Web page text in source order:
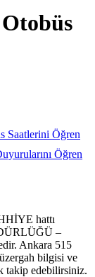
Saatlerini Öğren
Öğren
hattı
–
Ankara 515
bilgisi ve
takip edebilirsiniz.